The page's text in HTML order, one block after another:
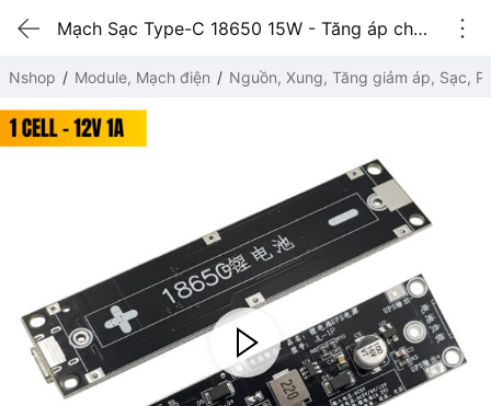
Mạch Sạc Type-C 18650 15W - Tăng áp cho nguồn dự phòng UPS (5V/9V/12V) 1 CELL - 12V 1A
Nshop Module, Mạch điện Nguồn, Xung, Tăng giảm áp, Sạc,